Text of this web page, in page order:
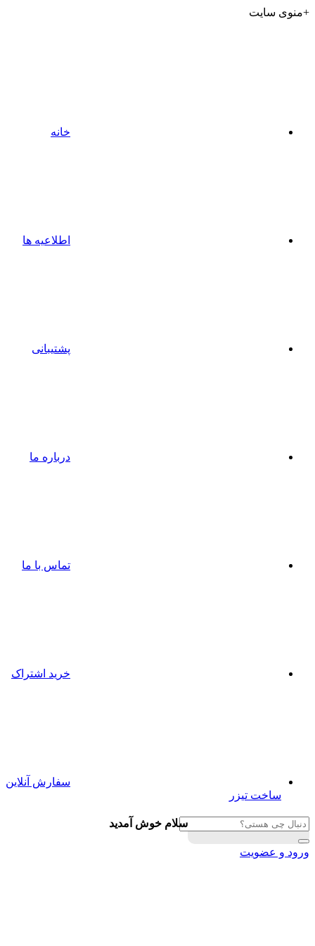
+منوی سایت
خانه
اطلاعیه ها
پشتیبانی
درباره ما
تماس با ما
خرید اشتراک
سفارش آنلاین
ساخت تیزر
سلام خوش آمدید
ورود و عضویت